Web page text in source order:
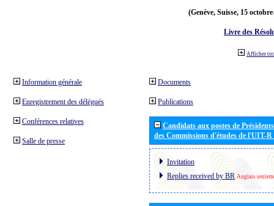
(Genève, Suisse, 15
Livre des
Afficher
Information générale
Enregistrement des délégués
Conférences relatives
Salle de presse
Documents
Publications
Candidats aux postes de
des Commissions d'études de l'UIT-
Invitation
Replies received by BR Anglais